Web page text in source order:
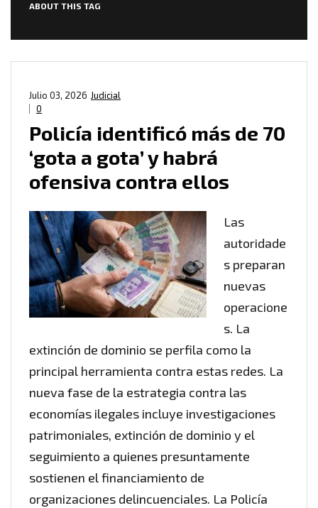
ABOUT THIS TAG
Judicial
Julio 03, 2026
0
Policía identificó más de 70
‘gota a gota’ y habrá
ofensiva contra ellos
Las
autoridade
s preparan
nuevas
operacione
s. La
extinción de dominio se perfila como la
principal herramienta contra estas redes. La
nueva fase de la estrategia contra las
economías ilegales incluye investigaciones
patrimoniales, extinción de dominio y el
seguimiento a quienes presuntamente
sostienen el financiamiento de
organizaciones delincuenciales. La Policía